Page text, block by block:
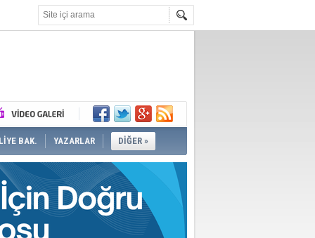
BAK. YAZARLAR DİĞER »